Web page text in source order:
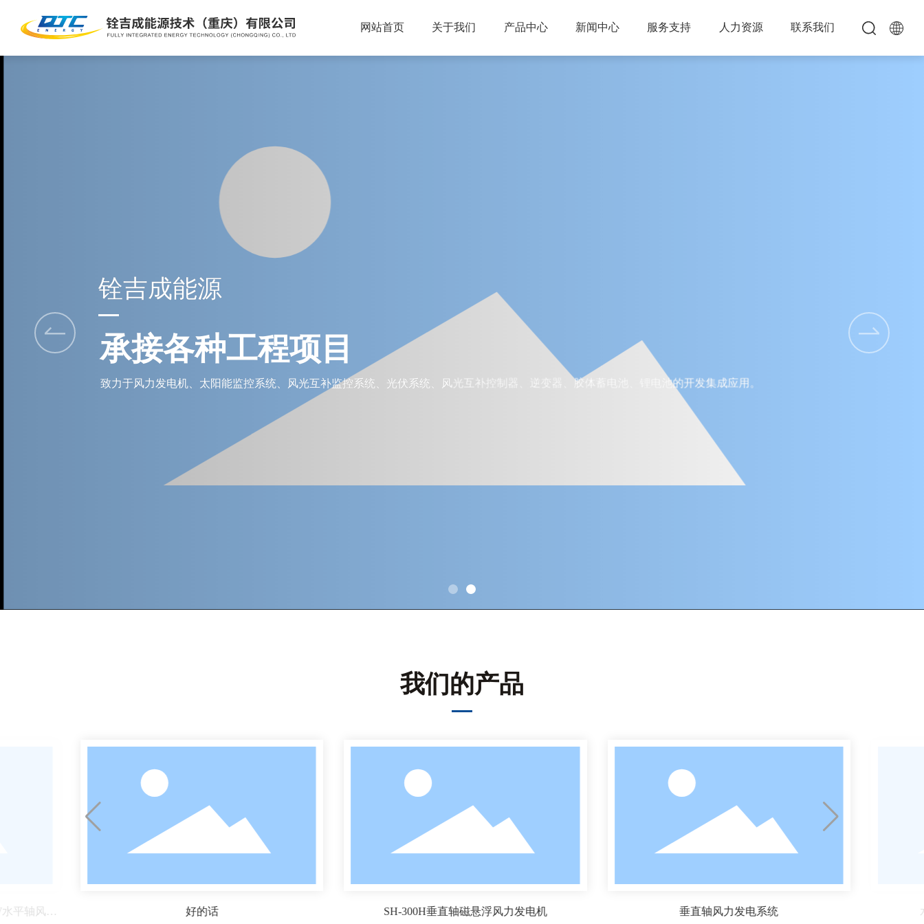
网站首页 关于我们 产品中心 新闻中心 服务支持 人力资源 联系我们
铨吉成能源
承接各种工程项目
致力于风力发电机、太阳能监控系统、风光互补监控系统、光伏系统、风光互补控制器、逆变器、胶体蓄电池、锂电池的开发集成应用。
我们的产品
平轴风力 好的话 SH-300H垂直轴磁悬浮风力发电机 垂直轴风力发电系统